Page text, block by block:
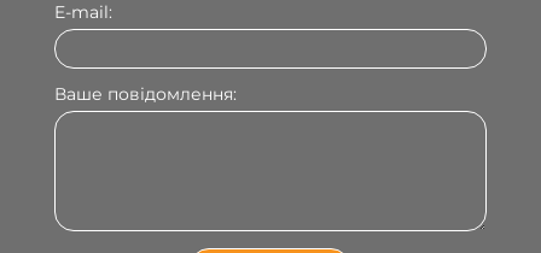
E-mail:
Ваше повідомлення: